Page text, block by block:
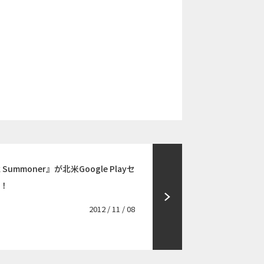
』が北米Google Playセ
2012 / 11 / 08